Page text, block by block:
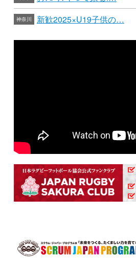
神奈川 新歓2025×U19子供の…